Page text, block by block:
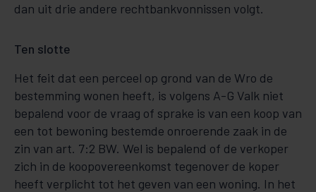
dan uit drie andere rechtbankvonnissen volgt.
Ten slotte
Het feit dat een perceel op grond van de Wro de
bestemming wonen heeft, is volgens A-G Valk niet
bepalend voor de vraag of sprake is van een koop van
een tot bewoning bestemde onroerende zaak in de
zin van art. 7:2 BW. Wel is bepalend of de verkoper
zich in de koopovereenkomst tegenover de koper
heeft verplicht tot het geven van een woning. In het